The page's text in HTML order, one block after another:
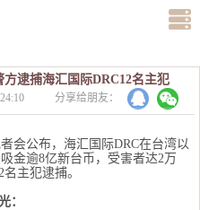
逮捕海汇国际DRC12名主犯
分享给朋友：
会公布，海汇国际DRC在台湾以
金逾8亿新台币，受害者达2万
主犯逮捕。
：